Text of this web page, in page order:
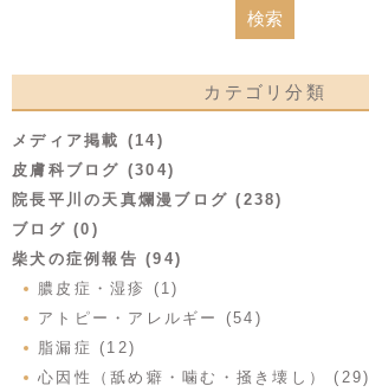
カテゴリ分類
メディア掲載 (14)
皮膚科ブログ (304)
院長平川の天真爛漫ブログ (238)
ブログ (0)
柴犬の症例報告 (94)
膿皮症・湿疹 (1)
アトピー・アレルギー (54)
脂漏症 (12)
心因性（舐め癖・噛む・掻き壊し） (29)